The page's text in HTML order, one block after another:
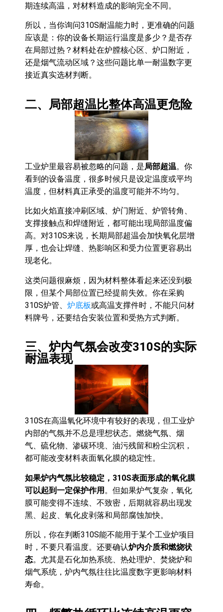
期连续高温，对材料造成的影响完全不同。
所以，当你询问310S耐温能力时，更准确的问题
应该是：你的设备长期运行温度是多少？是否存
在局部过热？材料处在炉膛核心区、炉口附近，
还是烟气流动区域？这些问题比单一耐温数字更
接近真实选材判断。
二、局部超温比整体高温更危险
工业炉里最容易被忽略的问题，是局部超温。你
看到的设备温度，很多时候只是设定温度或平均
温度，但材料真正承受的温度可能并不均匀。
比如火焰直接冲刷区域、炉门附近、炉管转角、
支撑接触点和焊缝附近，都可能出现局部温度偏
高。对310S来说，长期局部超温会加快氧化层增
厚，也会让焊缝、热影响区和受力位置更容易出
现老化。
这类问题很麻烦，因为材料整体看起来还没到极
限，但某个局部位置已经提前失效。你在采购
310S炉管、 炉底板或高温支撑件时，不能只问材
料牌号，还要结合安装位置和受热方式判断。
三、炉内气氛会改变310S的实际
耐温表现
310S在高温氧化环境中有较好的表现，但工业炉
内部的气氛并不总是理想状态。燃烧气氛、烟
气、硫化物、渗碳环境、油污残留和粉尘沉积，
都可能改变材料表面氧化膜的稳定性。
如果炉内气氛比较稳定，310S表面形成的氧化膜
可以起到一定保护作用 。但如果炉气复杂，氧化
膜可能变得不连续、不致密，后期就容易出现发
黑、起皮、氧化皮剥落和局部腐蚀加快。
所以，你在判断310S能不能用于某个工业炉项目
时，不要只看温度。还要确认炉内介质和燃烧状
态。尤其是石化加热系统、热处理炉、焚烧炉和
烟气系统，炉内气氛往往比温度数字更影响材料
寿命。